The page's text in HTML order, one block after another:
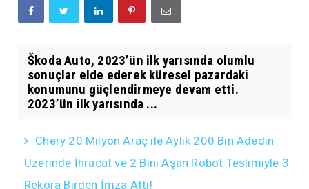
Škoda Auto, 2023’ün ilk yarısında olumlu
sonuçlar elde ederek küresel pazardaki
konumunu güçlendirmeye devam etti.
2023’ün ilk yarısında ...
Chery 20 Milyon Araç ile Aylık 200 Bin Adedin
Üzerinde İhracat ve 2 Bini Aşan Robot Teslimiyle 3
Rekora Birden İmza Attı!